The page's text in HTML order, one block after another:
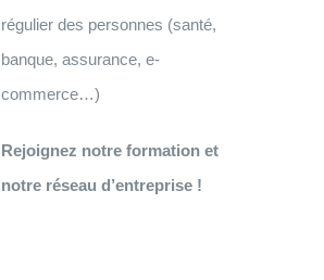
régulier des personnes (santé,
banque, assurance, e-
commerce…)
Rejoignez notre formation et
notre réseau d’entreprise !